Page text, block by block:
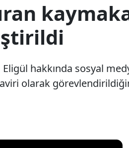
hakkında sosyal
olarak